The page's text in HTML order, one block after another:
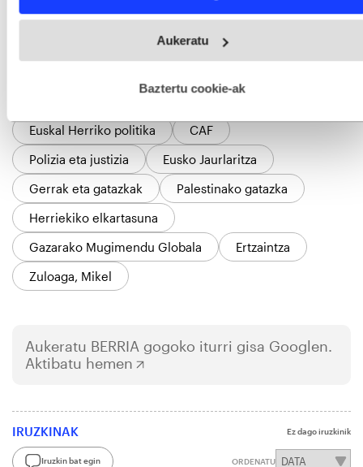
fitxategiak erabiltzen ditu. Zure esperientzia eta zerbitzuak
esplizitua ematen diguzu.Gehiago irakurri
Aukeratu
Baztertu cookie-ak
bi kideen atxilotzea.
Euskal Herriko politika
CAF
Polizia eta justizia
Eusko Jaurlaritza
Gerrak eta gatazkak
Palestinako gatazka
Herriekiko elkartasuna
Gazarako Mugimendu Globala
Ertzaintza
Zuloaga, Mikel
Aukeratu BERRIA gogoko iturri gisa Googlen.
Aktibatu hemen
IRUZKINAK Ez dago iruzkinik
Iruzkin bat egin ORDENATU